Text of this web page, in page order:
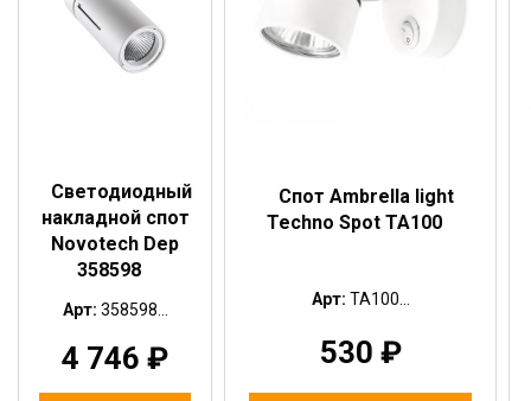
Светодиодный
накладной спот
Novotech Dep
358598
Арт: 358598...
4 746 ₽
Спот Ambrella light
Techno Spot TA100
Арт: TA100...
530 ₽